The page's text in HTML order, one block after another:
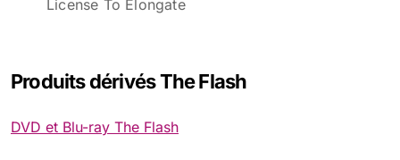
License To Elongate
Produits dérivés The Flash
DVD et Blu-ray The Flash